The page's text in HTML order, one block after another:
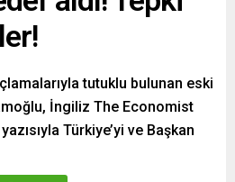
tutuklu bulunan eski
İngiliz The Economist
Türkiye’yi ve Başkan